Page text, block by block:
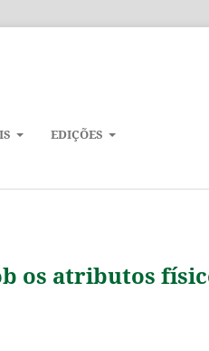
EDIÇÕES
os atributos